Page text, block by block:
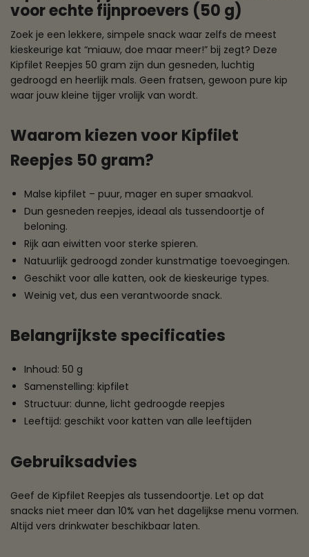
voor echte fijnproevers (50 g)
Zoek je een lekkere, simpele snack waar zelfs de meest
kieskeurige kat “miauw, doe maar meer!” bij zegt? Deze
Kipfilet Reepjes 50 gram zijn dun gesneden, luchtig
gedroogd en heerlijk mals. Geen fratsen, gewoon pure kip
waar jouw kleine tijger vrolijk van wordt.
Waarom kiezen voor Kipfilet
Reepjes 50 gram?
Malse kipfilet – puur, mager en super smaakvol.
Dun gesneden reepjes, ideaal als tussendoortje of
beloning.
Rijk aan eiwitten voor sterke spieren.
Natuurlijk gedroogd zonder kunstmatige toevoegingen.
Geschikt voor alle katten, ook de kieskeurige types.
Weinig vet, dus een verantwoorde snack.
Belangrijkste specificaties
Inhoud: 50 g
Samenstelling: kipfilet
Structuur: dunne, licht gedroogde reepjes
Leeftijd: geschikt voor katten van alle leeftijden
Gebruiksadvies
Geef de Kipfilet Reepjes als tussendoortje. Let op dat
snacks niet meer dan 10% van het dagelijkse menu vormen.
Altijd vers drinkwater beschikbaar laten.